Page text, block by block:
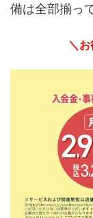
備は全部揃っ
＼